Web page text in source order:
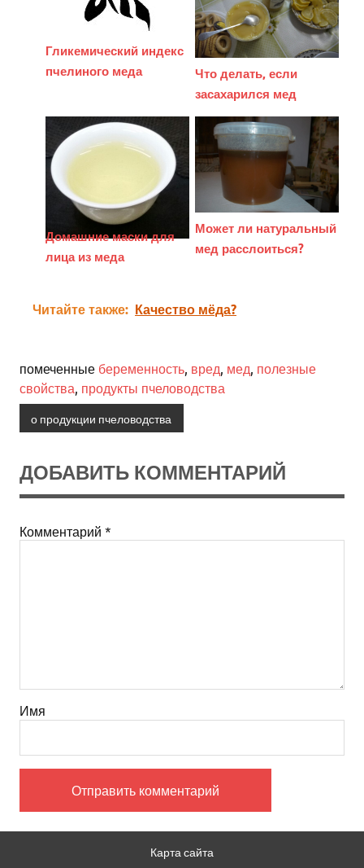
Гликемический индекс
пчелиного меда
Что делать, если
засахарился мед
Домашние маски для
лица из меда
Может ли натуральный
мед расслоиться?
Читайте также: Качество мёда?
помеченные беременность вред мед полезные
свойства продукты пчеловодства
о продукции пчеловодства
ДОБАВИТЬ КОММЕНТАРИЙ
Комментарий *
Имя
Карта сайта